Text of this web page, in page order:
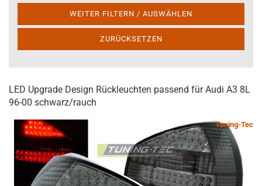
WEITER FILTERN / AUSWÄHLEN
ZURÜCKSETZEN
LED Upgrade Design Rückleuchten passend für Audi A3 8L
96-00 schwarz/rauch
Tuning-Tec